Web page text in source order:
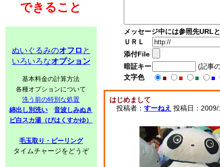
できること
ぬいぐるみのオフロ と
いろいろなオプション
基本料金の計算方法
各種オプションについて
洗う前の特別な処置
綿出し別洗い
音波しみぬき
ビ白スカ湯（びはくすかゆ）
毛玉取り・ピーリング
タイムチャージをどうぞ
メッセージ中には参照先URL
ＵＲＬ
添付File
暗証キー
(記事
文字色
■ ■ ■ ■
はじめまして
投稿者： すーねえ 投稿日：